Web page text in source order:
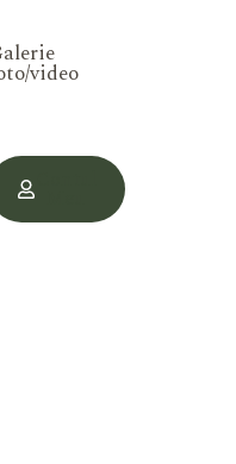
video